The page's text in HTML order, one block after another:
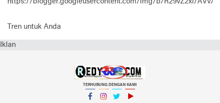
Tren untuk Anda
Iklan
TERHUBUNG DENGAN KAMI